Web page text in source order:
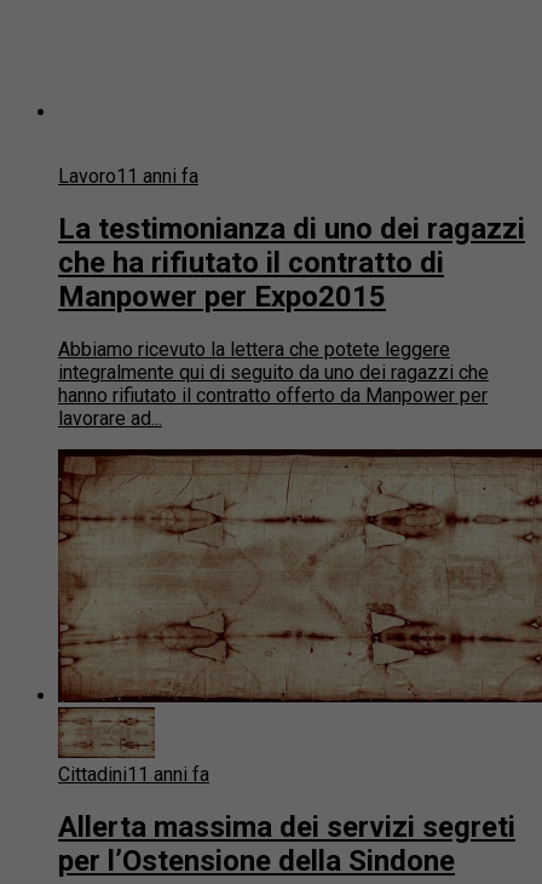
Lavoro11 anni fa
La testimonianza di uno dei ragazzi
che ha rifiutato il contratto di
Manpower per Expo2015
Abbiamo ricevuto la lettera che potete leggere
integralmente qui di seguito da uno dei ragazzi che
hanno rifiutato il contratto offerto da Manpower per
lavorare ad...
Cittadini11 anni fa
Allerta massima dei servizi segreti
per l’Ostensione della Sindone